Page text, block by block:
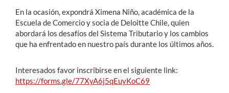
En la ocasión, expondrá Ximena Niño, académica de la
Escuela de Comercio y socia de Deloitte Chile, quien
abordará los desafíos del Sistema Tributario y los cambios
que ha enfrentado en nuestro país durante los últimos años.
Interesados favor inscribirse en el siguiente link:
https://forms.gle/77XyA6j5qEuyKoC69